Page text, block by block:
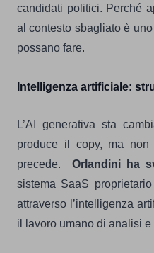
candidati politici. Perché
al contesto sbagliato è
possano fare.
Intelligenza artificiale:
L’AI generativa sta
produce il copy, ma
precede. Orlandini ha
sistema SaaS
attraverso l’intelligenza
il lavoro umano di analisi